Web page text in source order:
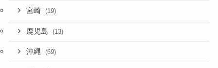
宮崎 (19)
鹿児島 (13)
沖縄 (69)